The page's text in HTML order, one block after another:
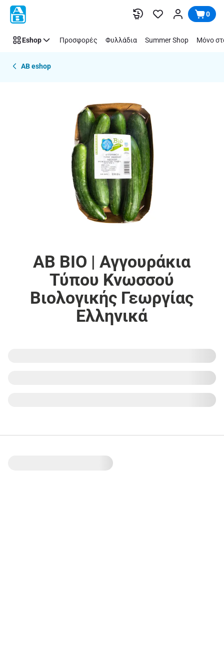
Παράλειψη 0
Eshop Προσφορές Φυλλάδια Summer Shop Μόνο
AB eshop
ΑΒ ΒΙΟ | Αγγουράκια
Τύπου Κνωσσού
Βιολογικής Γεωργίας
Ελληνικά